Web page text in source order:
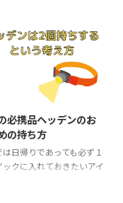
必携品ヘッデンのお
の持ち方
日帰りであっても必ず１
ックに入れておきたいアイ